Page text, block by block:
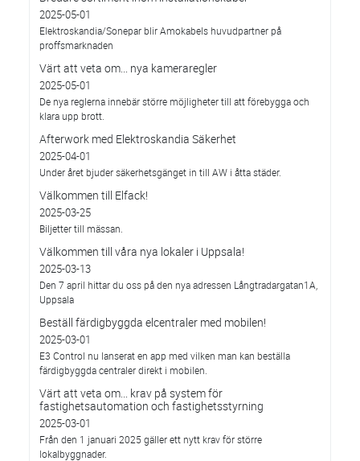
2025-05-01
Elektroskandia/Sonepar blir Amokabels huvudpartner på
proffsmarknaden
Värt att veta om... nya kameraregler
2025-05-01
De nya reglerna innebär större möjligheter till att förebygga och
klara upp brott.
Afterwork med Elektroskandia Säkerhet
2025-04-01
Under året bjuder säkerhetsgänget in till AW i åtta städer.
Välkommen till Elfack!
2025-03-25
Biljetter till mässan.
Välkommen till våra nya lokaler i Uppsala!
2025-03-13
Den 7 april hittar du oss på den nya adressen Långtradargatan1A,
Uppsala
Beställ färdigbyggda elcentraler med mobilen!
2025-03-01
E3 Control nu lanserat en app med vilken man kan beställa
färdigbyggda centraler direkt i mobilen.
Värt att veta om... krav på system för
fastighetsautomation och fastighetsstyrning
2025-03-01
Från den 1 januari 2025 gäller ett nytt krav för större
lokalbyggnader.